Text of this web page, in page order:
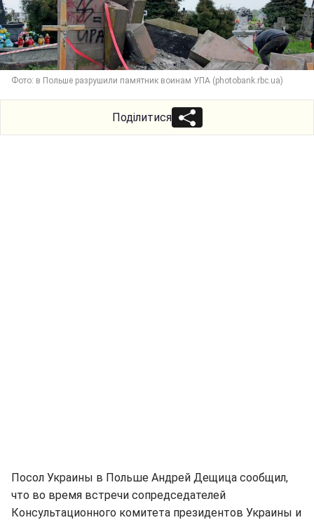
Фото: в Польше разрушили памятник воинам УПА (photobank.rbc.ua)
Поділитися
Посол Украины в Польше Андрей Дещица сообщил,
что во время встречи сопредседателей
Консультационного комитета президентов Украины и